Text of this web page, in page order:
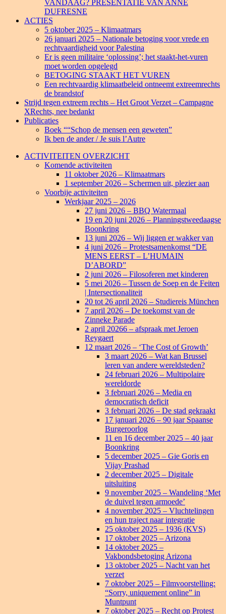
VANDAAG? PRESENTATIE VAN ANNE
DUFRESNE
ACTIES
5 oktober 2025 – Klimaatmars
26 januari 2025 – Nationale betoging voor vrede en
rechtvaardigheid voor Palestina
Er is geen militaire ‘oplossing’; het staakt-het-vuren
moet worden opgelegd
BETOGING STAAKT HET VUREN
Een rechtvaardig klimaatbeleid ontneemt extreemrechts
de brandstof
Strijd tegen extreem rechts – Het Groot Verzet – Campagne
XRechts, nee bedankt
Publicaties
Boek ““Schop de mensen een geweten”
Ik ben de ander / Je suis l’Autre
ACTIVITEITEN OVERZICHT
Komende activiteiten
11 oktober 2026 – Klimaatmars
1 september 2026 – Schermen uit, plezier aan
Voorbije activiteiten
Werkjaar 2025 – 2026
27 juni 2026 – BBQ Watermaal
19 en 20 juni 2026 – Planningstweedaagse
Boonkring
13 juni 2026 – Wij liggen er wakker van
4 juni 2026 – Protestsamenkomst “DE
MENS EERST – L’HUMAIN
D’ABORD”
2 juni 2026 – Filosoferen met kinderen
5 mei 2026 – Tussen de Soep en de Feiten
| Intersectionaliteit
20 tot 26 april 2026 – Studiereis München
7 april 2026 – De toekomst van de
Zinneke Parade
2 april 20266 – afspraak met Jeroen
Reygaert
12 maart 2026 – ‘The Cost of Growth’
3 maart 2026 – Wat kan Brussel
leren van andere wereldsteden?
24 februari 2026 – Multipolaire
wereldorde
3 februari 2026 – Media en
democratisch deficit
3 februari 2026 – De stad gekraakt
17 januari 2026 – 90 jaar Spaanse
Burgeroorlog
11 en 16 december 2025 – 40 jaar
Boonkring
5 december 2025 – Gie Goris en
Vijay Prashad
2 december 2025 – Digitale
uitsluiting
9 november 2025 – Wandeling ‘Met
de duivel tegen armoede’
4 november 2025 – Vluchtelingen
en hun traject naar integratie
25 oktober 2025 – 1936 (KVS)
17 oktober 2025 – Arizona
14 oktober 2025 –
Vakbondsbetoging Arizona
13 oktober 2025 – Nacht van het
verzet
7 oktober 2025 – Filmvoorstelling:
“Sorry, uniquement online” in
Muntpunt
7 oktober 2025 – Recht op Protest